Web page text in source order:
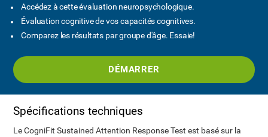
Accédez à cette évaluation neuropsychologique.
Évaluation cognitive de vos capacités cognitives.
Comparez les résultats par groupe d'âge. Essaie!
DÉMARRER
Spécifications techniques
Le CogniFit Sustained Attention Response Test est basé sur la